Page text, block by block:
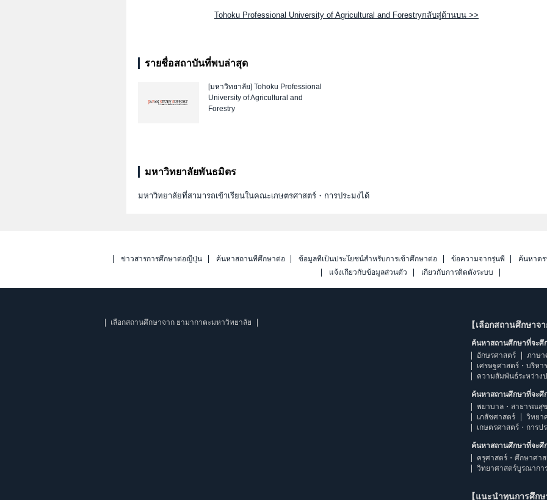
Tohoku Professional University of Agricultural and Forestryกลับสู่ด้านบน >>
รายชื่อสถาบันที่พบล่าสุด
[มหาวิทยาลัย] Tohoku Professional
University of Agricultural and
Forestry
มหาวิทยาลัยพันธมิตร
มหาวิทยาลัยที่สามารถเข้าเรียนในคณะเกษตรศาสตร์・การประมงได้
ข่าวสารการศึกษาต่อญี่ปุ่น ค้นหาสถานที่ศึกษาต่อ ข้อมูลที่เป็นประโยชน์สำหรับการเข้าศึกษาต่อ ข้อความจากรุ่นพี่
ค้นหาด
แจ้งเกี่ยวกับข้อมูลส่วนตัว
เกี่ยวกับการติดตั้งระบบ
เลือกสถานศึกษาจาก ยามากาตะมหาวิทยาลัย 【เลือกสถานศึกษาจ
ค้นหาสถานศึกษาที่จะศึ
อักษรศาสตร์
ภาษา
เศรษฐศาสตร์・บริห
ความสัมพันธ์ระหว่าง
ค้นหาสถานศึกษาที่จะศึ
พยาบาล・สาธารณสุ
เภสัชศาสตร์
วิทยา
เกษตรศาสตร์・การป
ค้นหาสถานศึกษาที่จะศึ
ครุศาสตร์・ศึกษาศา
วิทยาศาสตร์บูรณากา
【แนะนำทุนการศึกษ